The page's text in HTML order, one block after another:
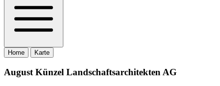
Home Karte
August Künzel Landschaftsarchitekten AG